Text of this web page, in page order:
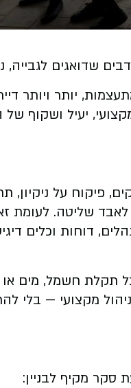
שדואגים לגבייה,
יותר ויותר
יעיל ושקוף של
פיקוח על ניקיון,
לאבד שליטה. לעומת
דוחות וכלים
תקלת חשמל, מים
מקצועי — בלי
סקר מקיף לבניין: